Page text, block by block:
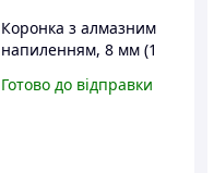
Коронка з алмазним
напиленням, 8 мм (1
Готово до відправки